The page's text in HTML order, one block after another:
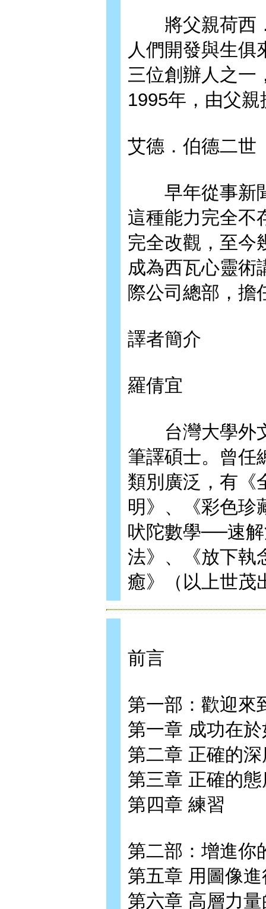
將父親荷西．
人們開發與生俱
三位創辦人之一
1995年，由父
艾德．伯德二世
早年從事新聞
這種能力完全不
完全改觀，至今
成為西瓦心靈術
際公司總部，擔
譯者簡介
羅倩宜
台灣大學外文
筆譯碩士。曾任
類別廣泛，有《
明》、《彩色珍
吠陀數學──速
法》、《放下執
癒》（以上世茂
前言
第一部：歡迎來
第一章 成功在
第二章 正確的深
第三章 正確的態
第四章 練習
第二部：增進你
第五章 用圖像
第六章 高層力